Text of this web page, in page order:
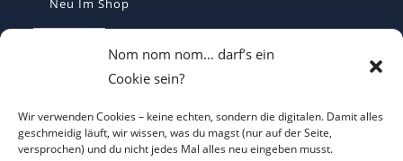
Nom nom nom… darf’s ein
Cookie sein?
Wir verwenden Cookies – keine echten, sondern die digitalen. Damit alles
geschmeidig läuft, wir wissen, was du magst (nur auf der Seite,
versprochen) und du nicht jedes Mal alles neu eingeben musst.
Neu Im Shop
Bestickte Statement-Kappe
€29,90
Make Belgium Great Again Pet - Bestickte
Cap